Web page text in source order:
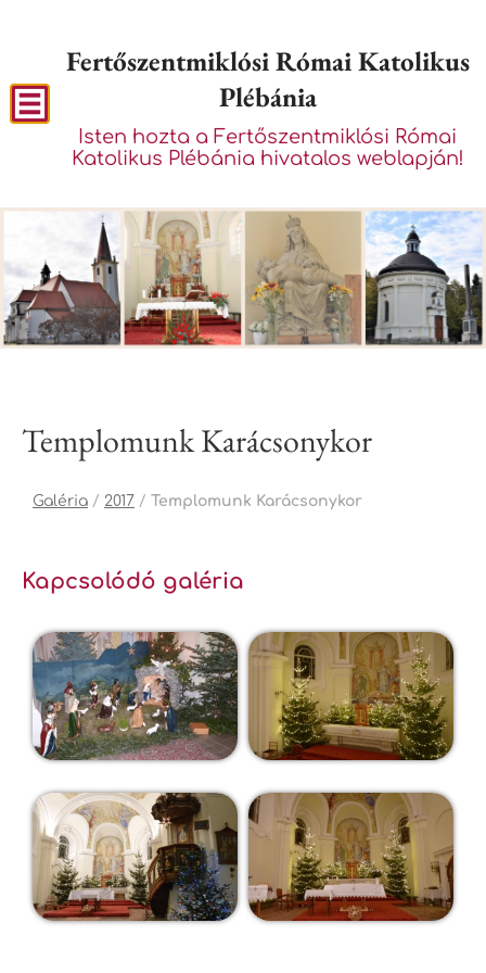
Fertőszentmiklósi Római Katolikus
Plébánia
Isten hozta a Fertőszentmiklósi Római
Katolikus Plébánia hivatalos weblapján!
Templomunk Karácsonykor
Galéria / 2017 / Templomunk Karácsonykor
Kapcsolódó galéria